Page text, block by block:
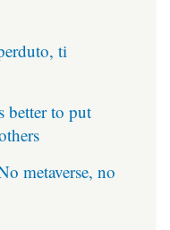
ti
better to put
metaverse, no